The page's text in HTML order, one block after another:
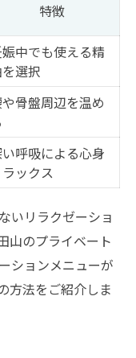
特徴
中でも使える精
選択
骨盤周辺を温め
呼吸による心身
ラックス
いリラクゼーショ
山のプライベート
ションメニューが
方法をご紹介しま